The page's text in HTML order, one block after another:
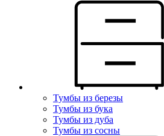
Тумбы из березы
Тумбы из бука
Тумбы из дуба
Тумбы из сосны